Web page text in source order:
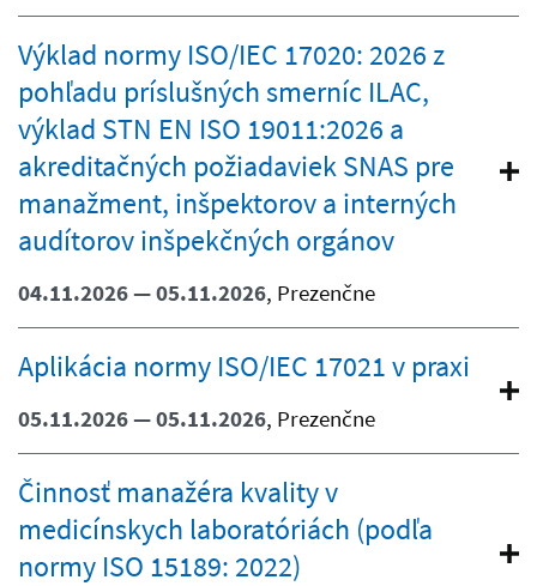
Výklad normy ISO/IEC 17020: 2026 z
pohľadu príslušných smerníc ILAC,
výklad STN EN ISO 19011:2026 a
akreditačných požiadaviek SNAS pre
manažment, inšpektorov a interných
audítorov inšpekčných orgánov
04.11.2026 — 05.11.2026, Prezenčne
Aplikácia normy ISO/IEC 17021 v praxi
05.11.2026 — 05.11.2026, Prezenčne
Činnosť manažéra kvality v
medicínskych laboratóriách (podľa
normy ISO 15189: 2022)